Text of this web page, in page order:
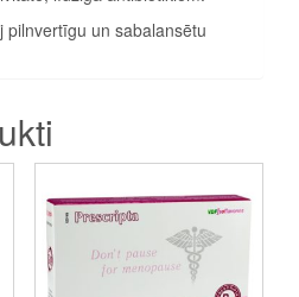
pilnvertīgu un sabalansētu